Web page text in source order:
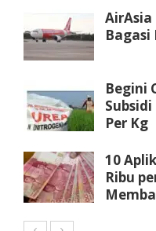
Bagasi
Begini
Per Kg
10
Ribu